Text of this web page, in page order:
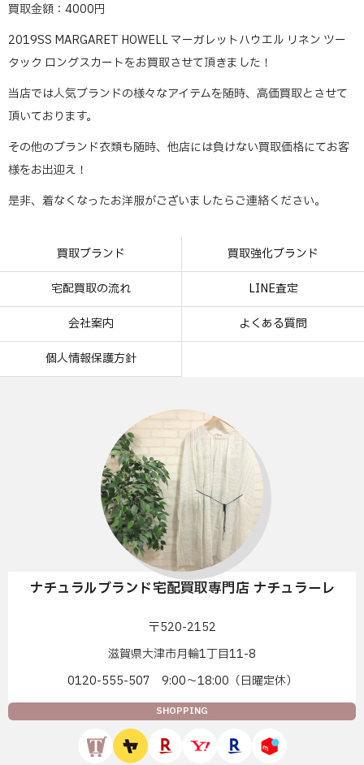
買取金額：4000円
2019SS MARGARET HOWELL マーガレットハウエル リネン ツー
タック ロングスカートをお買取させて頂きました！
当店では人気ブランドの様々なアイテムを随時、高価買取とさせて
頂いております。
その他のブランド衣類も随時、他店には負けない買取価格にてお客
様をお出迎え！
是非、着なくなったお洋服がございましたらご連絡ください。
買取ブランド 買取強化ブランド
宅配買取の流れ LINE査定
会社案内 よくある質問
個人情報保護方針
ナチュラルブランド宅配買取専門店 ナチュラーレ
〒520-2152
滋賀県大津市月輪1丁目11-8
0120-555-507 9:00〜18:00（日曜定休）
SHOPPING